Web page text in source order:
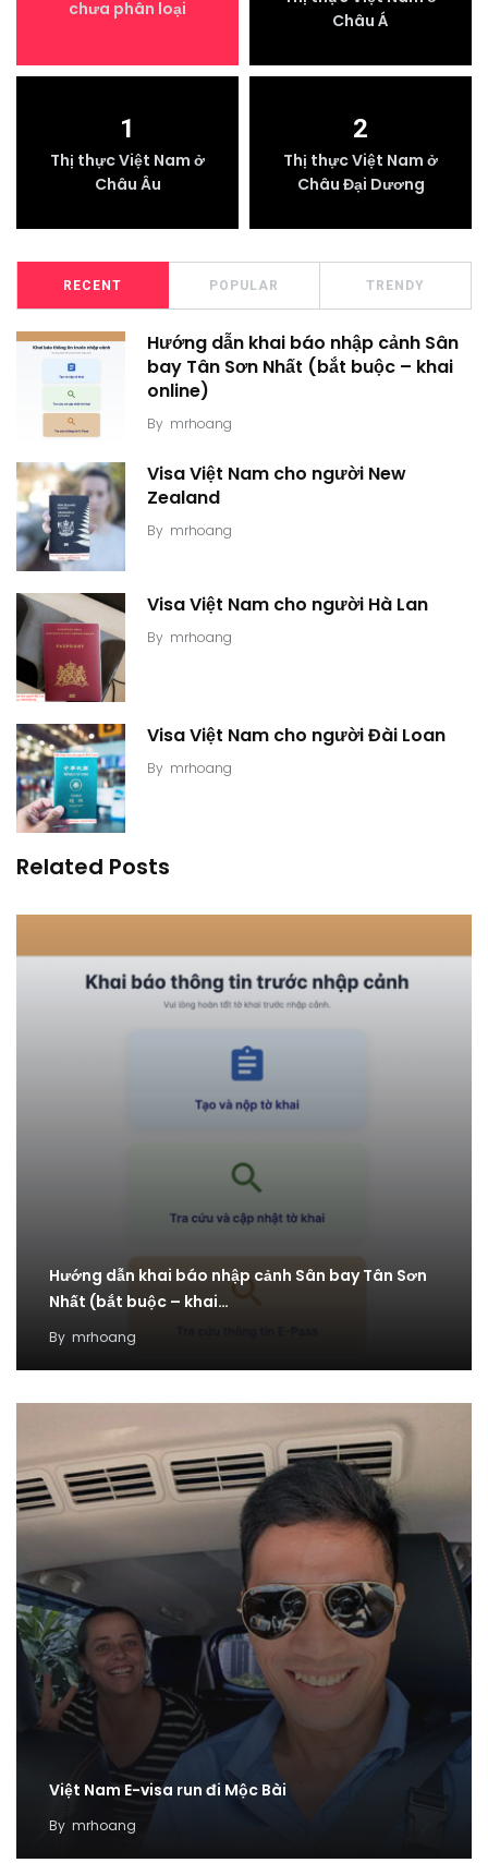
chưa phân loại
Châu Á
1
Thị thực Việt Nam ở
Châu Âu
2
Thị thực Việt Nam ở
Châu Đại Dương
RECENT POPULAR TRENDY
Hướng dẫn khai báo nhập cảnh Sân
bay Tân Sơn Nhất (bắt buộc – khai
online)
By mrhoang
Visa Việt Nam cho người New
Zealand
By mrhoang
Visa Việt Nam cho người Hà Lan
By mrhoang
Visa Việt Nam cho người Đài Loan
By mrhoang
Related Posts
Hướng dẫn khai báo nhập cảnh Sân bay Tân Sơn
Nhất (bắt buộc – khai…
By mrhoang
Việt Nam E-visa run đi Mộc Bài
By mrhoang